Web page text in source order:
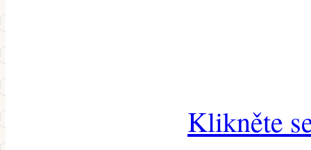
Klikněte